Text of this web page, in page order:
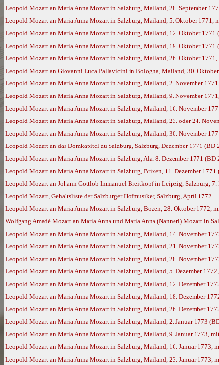
Leopold Mozart an Maria Anna Mozart in Salzburg, Mailand, 28. September
Leopold Mozart an Maria Anna Mozart in Salzburg, Mailand, 5. Oktober 1771,
Leopold Mozart an Maria Anna Mozart in Salzburg, Mailand, 12. Oktober 1771
Leopold Mozart an Maria Anna Mozart in Salzburg, Mailand, 19. Oktober 1771
Leopold Mozart an Maria Anna Mozart in Salzburg, Mailand, 26. Oktober
Leopold Mozart an Giovanni Luca Pallavicini in Bologna, Mailand, 30.
Leopold Mozart an Maria Anna Mozart in Salzburg, Mailand, 2. November
Leopold Mozart an Maria Anna Mozart in Salzburg, Mailand, 9. November
Leopold Mozart an Maria Anna Mozart in Salzburg, Mailand, 16. November
Leopold Mozart an Maria Anna Mozart in Salzburg, Mailand, 23. oder 24.
Leopold Mozart an Maria Anna Mozart in Salzburg, Mailand, 30. November
Leopold Mozart an das Domkapitel zu Salzburg, Salzburg, Dezember 1771 (BD
Leopold Mozart an Maria Anna Mozart in Salzburg, Ala, 8. Dezember 1771 (BD
Leopold Mozart an Maria Anna Mozart in Salzburg, Brixen, 11. Dezember 1771
Leopold Mozart an Johann Gottlob Immanuel Breitkopf in Leipzig, Salzburg, 7.
Leopold Mozart, Gehaltsliste der Salzburger Hofmusiker, Salzburg, April 1772
Leopold Mozart an Maria Anna Mozart in Salzburg, Bozen, 28. Oktober 1772,
Wolfgang Amadé Mozart an Maria Anna und Maria Anna (Nannerl) Mozart in
Leopold Mozart an Maria Anna Mozart in Salzburg, Mailand, 14. November
Leopold Mozart an Maria Anna Mozart in Salzburg, Mailand, 21. November
Leopold Mozart an Maria Anna Mozart in Salzburg, Mailand, 28. November
Leopold Mozart an Maria Anna Mozart in Salzburg, Mailand, 5. Dezember
Leopold Mozart an Maria Anna Mozart in Salzburg, Mailand, 12. Dezember
Leopold Mozart an Maria Anna Mozart in Salzburg, Mailand, 18. Dezember
Leopold Mozart an Maria Anna Mozart in Salzburg, Mailand, 26. Dezember
Leopold Mozart an Maria Anna Mozart in Salzburg, Mailand, 2. Januar 1773
Leopold Mozart an Maria Anna Mozart in Salzburg, Mailand, 9. Januar 1773,
Leopold Mozart an Maria Anna Mozart in Salzburg, Mailand, 16. Januar 1773,
Leopold Mozart an Maria Anna Mozart in Salzburg, Mailand, 23. Januar 1773,